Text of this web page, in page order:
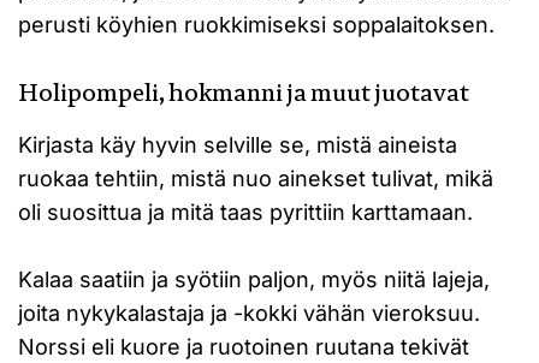
perusti köyhien ruokkimiseksi soppalaitoksen.
Holipompeli, hokmanni ja muut juotavat
Kirjasta käy hyvin selville se, mistä aineista
ruokaa tehtiin, mistä nuo ainekset tulivat, mikä
oli suosittua ja mitä taas pyrittiin karttamaan.
Kalaa saatiin ja syötiin paljon, myös niitä lajeja,
joita nykykalastaja ja -kokki vähän vieroksuu.
Norssi eli kuore ja ruotoinen ruutana tekivät